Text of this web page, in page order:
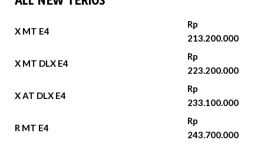
X MT E4
Rp
213.200.000
X MT DLX E4
Rp
223.200.000
X AT DLX E4
Rp
233.100.000
R MT E4
Rp
243.700.000